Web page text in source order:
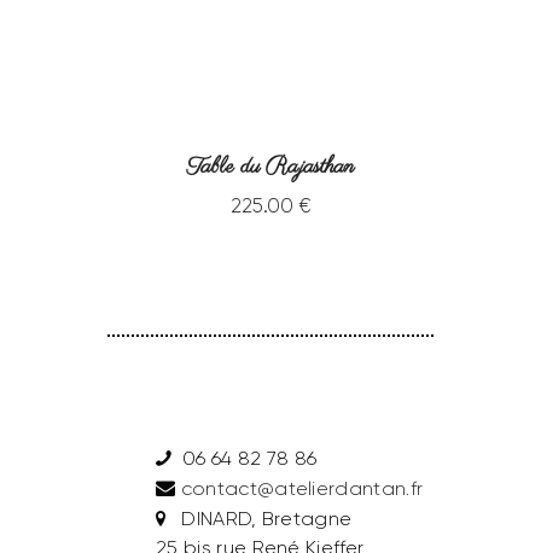
Table du Rajasthan
225.00 €
06 64 82 78 86
contact@atelierdantan.fr
DINARD, Bretagne
25 bis rue René Kieffer